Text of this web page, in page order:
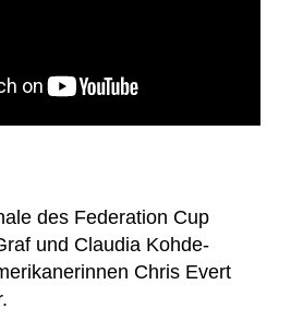
des Federation Cup
und Claudia Kohde-
Chris Evert